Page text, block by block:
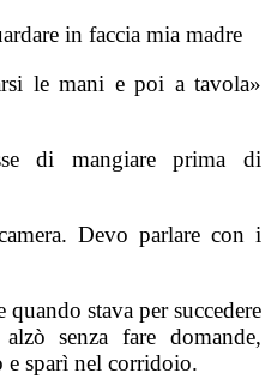
in faccia mia madre
le mani e poi a tavola»
di mangiare prima di
Devo parlare con i
stava per succedere
senza fare domande,
e sparì nel corridoio.